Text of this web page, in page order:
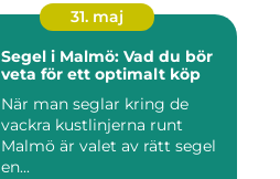
31. maj
Segel i Malmö: Vad du bör
veta för ett optimalt köp
När man seglar kring de
vackra kustlinjerna runt
Malmö är valet av rätt segel
en...